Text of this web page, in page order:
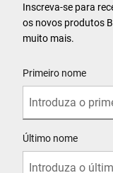
Inscreva-se para
os novos produtos
muito mais.
Primeiro nome
Último nome